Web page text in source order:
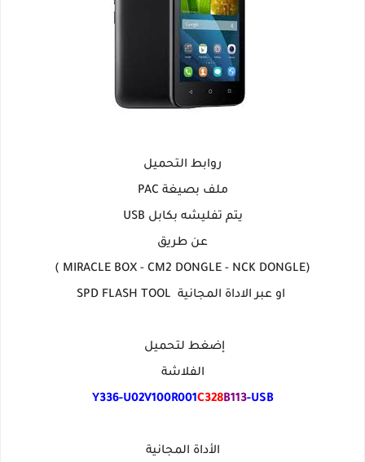
روابط التحميل
ملف بصيغة PAC
يتم تفليشه بكابل USB
عن طريق
(MIRACLE BOX - CM2 DONGLE - NCK DONGLE )
او عبر الاداة المجانية SPD FLASH TOOL
إضغط لتحميل
الفلاشة
Y336-U02V100R001C328B113-USB
الأداة المجانية